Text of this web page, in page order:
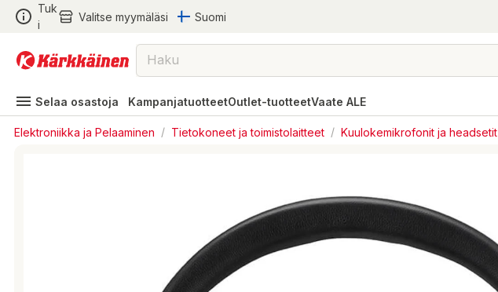
Tuk
i
Valitse myymäläsi Suomi
Selaa osastoja KampanjatuotteetOutlet-tuotteetVaate ALE
Elektroniikka ja Pelaaminen / Tietokoneet ja toimistolaitteet / Kuulokemikrofonit ja headsetit